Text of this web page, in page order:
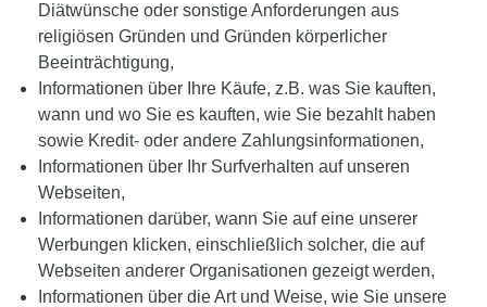
Diätwünsche oder sonstige Anforderungen aus
religiösen Gründen und Gründen körperlicher
Beeinträchtigung,
Informationen über Ihre Käufe, z.B. was Sie kauften,
wann und wo Sie es kauften, wie Sie bezahlt haben
sowie Kredit- oder andere Zahlungsinformationen,
Informationen über Ihr Surfverhalten auf unseren
Webseiten,
Informationen darüber, wann Sie auf eine unserer
Werbungen klicken, einschließlich solcher, die auf
Webseiten anderer Organisationen gezeigt werden,
Informationen über die Art und Weise, wie Sie unsere